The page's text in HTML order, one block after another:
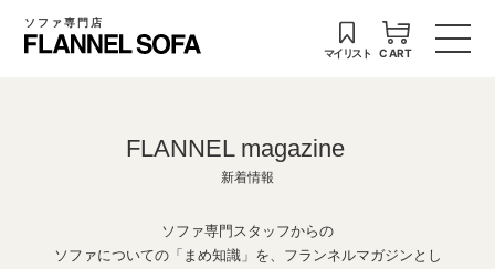
ソファ専門店
マイリスト CART
FLANNEL magazine
新着情報
ソファ専門スタッフからの
ソファについての「まめ知識」を、フランネルマガジンとし